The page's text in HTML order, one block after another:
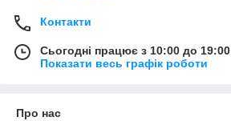
Контакти
Сьогодні працює з 10:00 до 19:00
Показати весь графік роботи
Про нас